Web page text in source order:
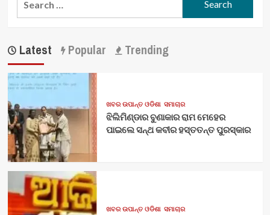
Latest Popular Trending
ଖବର ଉପାନ୍ତ ଓଡିଶା ସମାଚାର
ଝିଲିମିଣ୍ଡାର ବୁଣାକାର ରାମ ମେହେର
ପାଇଲେ ସନ୍ଥ କବୀର ହସ୍ତତନ୍ତ ପୁରସ୍କାର
ଖବର ଉପାନ୍ତ ଓଡିଶା ସମାଚାର